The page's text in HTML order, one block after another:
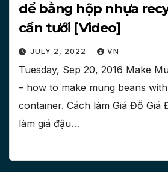
dể bằng hộp nhựa
cần tưới [Video]
JULY 2, 2022 VN
Tuesday, Sep 20, 2016 Make
– how to make mung beans
container. Cách làm Giá Đỗ Giá
làm giá đậu…